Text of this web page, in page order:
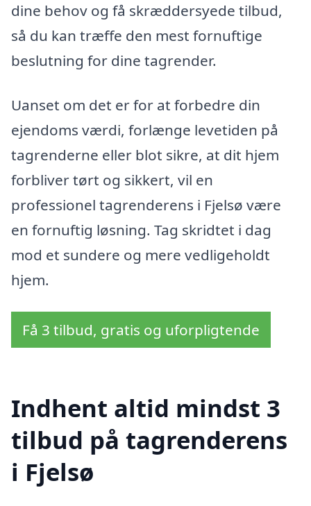
dine behov og få skræddersyede tilbud,
så du kan træffe den mest fornuftige
beslutning for dine tagrender.
Uanset om det er for at forbedre din
ejendoms værdi, forlænge levetiden på
tagrenderne eller blot sikre, at dit hjem
forbliver tørt og sikkert, vil en
professionel tagrenderens i Fjelsø være
en fornuftig løsning. Tag skridtet i dag
mod et sundere og mere vedligeholdt
hjem.
Få 3 tilbud, gratis og uforpligtende
Indhent altid mindst 3
tilbud på tagrenderens
i Fjelsø